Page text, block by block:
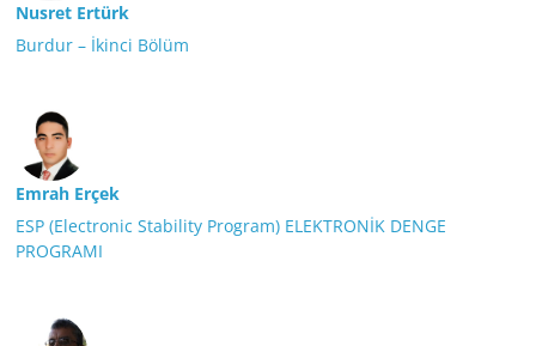
Nusret Ertürk
Burdur – İkinci Bölüm
Emrah Erçek
ESP (Electronic Stability Program) ELEKTRONİK DENGE
PROGRAMI